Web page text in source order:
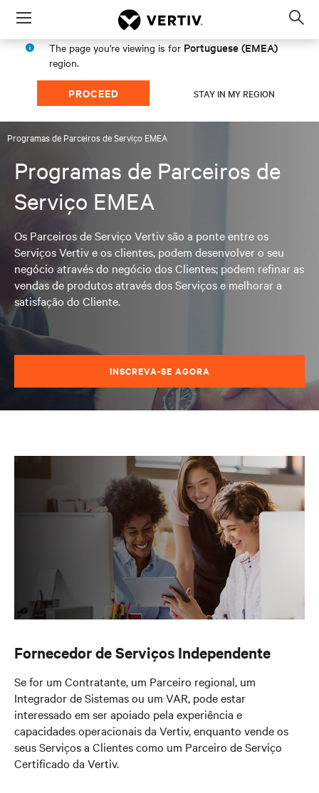
Menu
The page you're viewing is for Portuguese (EMEA)
region.
PROCEED STAY IN MY REGION
Programas de Parceiros de Serviço EMEA
Programas de Parceiros de
Serviço EMEA
Os Parceiros de Serviço Vertiv são a ponte entre os
Serviços Vertiv e os clientes, podem desenvolver o seu
negócio através do negócio dos Clientes; podem refinar as
vendas de produtos através dos Serviços e melhorar a
satisfação do Cliente.
INSCREVA-SE AGORA
Fornecedor de Serviços Independente
Se for um Contratante, um Parceiro regional, um
Integrador de Sistemas ou um VAR, pode estar
interessado em ser apoiado pela experiência e
capacidades operacionais da Vertiv, enquanto vende os
seus Serviços a Clientes como um Parceiro de Serviço
Certificado da Vertiv.